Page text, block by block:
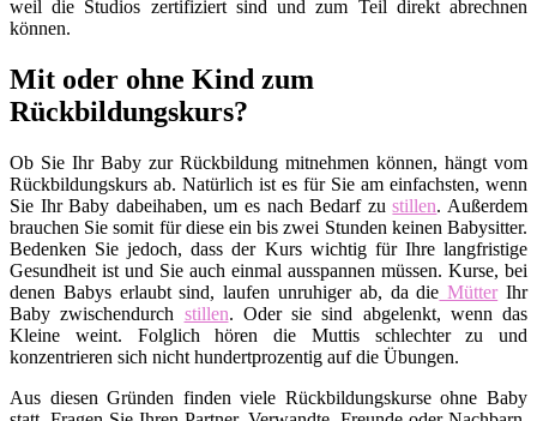
weil die Studios zertifiziert sind und zum Teil direkt abrechnen
können.
Mit oder ohne Kind zum
Rückbildungskurs?
Ob Sie Ihr Baby zur Rückbildung mitnehmen können, hängt vom
Rückbildungskurs ab. Natürlich ist es für Sie am einfachsten, wenn
Sie Ihr Baby dabeihaben, um es nach Bedarf zustillen. Außerdem
brauchen Sie somit für diese ein bis zwei Stunden keinen Babysitter.
Bedenken Sie jedoch, dass der Kurs wichtig für Ihre langfristige
Gesundheit ist und Sie auch einmal ausspannen müssen. Kurse, bei
denen Babys erlaubt sind, laufen unruhiger ab, da die MütterIhr
Baby zwischendurch stillen. Oder sie sind abgelenkt, wenn das
Kleine weint. Folglich hören die Muttis schlechter zu und
konzentrieren sich nicht hundertprozentig auf die Übungen.
Aus diesen Gründen finden viele Rückbildungskurse ohne Baby